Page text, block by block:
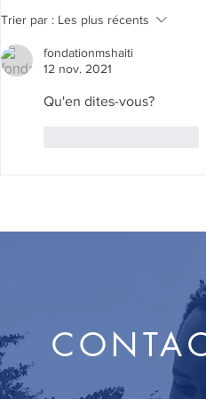
Selebrasyon Jounen lang
manman 2026
Trier par : Les plus récents
fondationmshaiti
12 nov. 2021
Qu'en dites-vous?